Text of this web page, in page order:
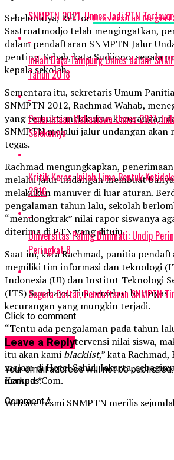
Sebelumnya, RektorUniversitas Negeri
Sastroatmodjo telah mengingatkan,
dalam pendaftaran SNMPTN Jalur
penting. Sebab, kata Sudijono, segala
kepala sekolah.
Sementara itu, sekretaris Umum
SNMPTN 2012, Rachmad Wahab,
yang terbukti melakukan kecurangan
SNMPTN melalui jalur undangan akan
tegas.
Rachmad mengungkapkan,
melalui jalur undangan membuat
melakukan manuver di luar aturan.
pengalaman tahun lalu, sekolah
“mendongkrak” nilai rapor siswanya
diterima di PTN yang dituju.
Saat ini, kata Rachmad, panitia
memiliki tim informasi dan teknologi
Indonesia (UI) dan Institut Teknologi
(ITS) Surabaya. Tim tersebut bertugas
kecurangan yang mungkin terjadi.
“Tentu ada pengalaman pada tahun
terbukti mengintervensi nilai siswa,
itu akan kami blacklist,” kata
malam di Hotel Sahid, Jakarta,
Kompas.Com.
Website resmi SNMPTN merilis
terkait seleksi. Selain pendaftaran
seleksi jalur undangan dijdwalkan 9
Selanjutnya Pengumuman Jalur
SNMPTN 2021, Unnes Jadi PTN
Inilah Daya Tampung Unnes dalam
Tahun 2018
Penerimaan Mahasiswa Unnes 2017,
Seleksinya
Kritik Keras: Inilah Lima Bentuk
2016
Universitas Paling Diminati: Undip
Peringkat 8
Segera Daftar, Pendaftaran SNMPTN
Click to comment
Leave a Reply
Your email address will not be published.
marked*
Comment*